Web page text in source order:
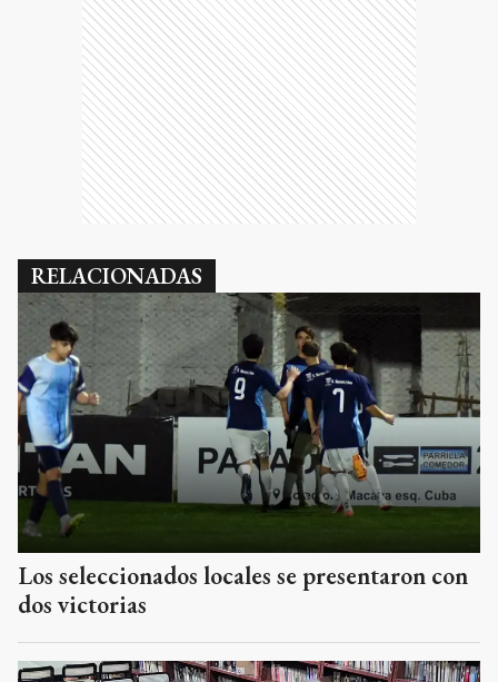
RELACIONADAS
Los seleccionados locales se presentaron con
dos victorias